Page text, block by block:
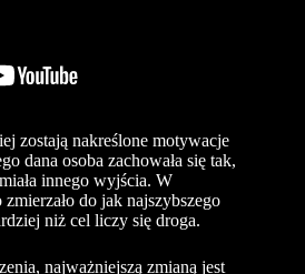
zostają nakreślone motywacje
dana osoba zachowała się tak,
innego wyjścia. W
do jak najszybszego
niż cel liczy się droga.
najważniejszą zmianą jest